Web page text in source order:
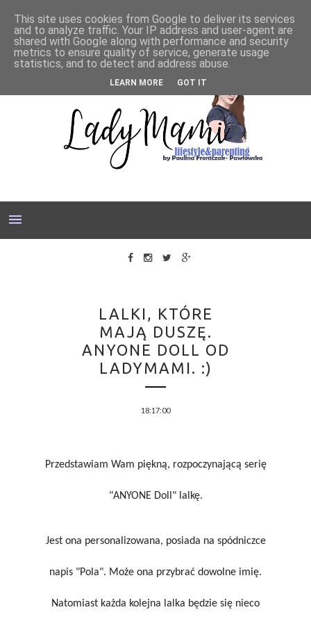
LALKI, KTÓRE
MAJĄ DUSZĘ.
ANYONE DOLL OD
LADYMAMI. :)
18:17:00
Przedstawiam Wam piękną, rozpoczynającą serię
"ANYONE Doll" lalkę.
Jest ona personalizowana, posiada na spódniczce
napis "Pola". Może ona przybrać dowolne imię.
Natomiast każda kolejna lalka będzie się nieco
This site uses cookies from Google to deliver its services
and to analyze traffic. Your IP address and user-agent are
shared with Google along with performance and security
metrics to ensure quality of service, generate usage
statistics, and to detect and address abuse.
LEARN MORE GOT IT